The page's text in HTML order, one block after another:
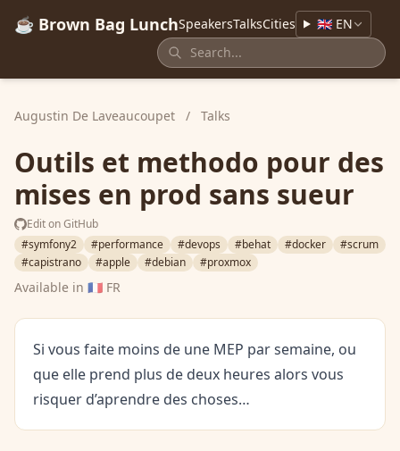
☕ Brown Bag LunchSpeakersTalksCities 🇬🇧 EN
Augustin De Laveaucoupet / Talks
Outils et methodo pour des
mises en prod sans sueur
Edit on GitHub
#symfony2
#performance #devops #behat #docker
#scrum
#capistrano
#apple #debian #proxmox
Available in 🇫🇷 FR
Si vous faite moins de une MEP par semaine, ou
que elle prend plus de deux heures alors vous
risquer d’aprendre des choses…